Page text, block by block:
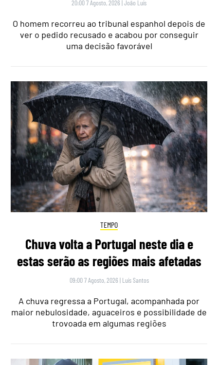
20:00 7 Agosto, 2026 |João Luís
O homem recorreu ao tribunal espanhol depois de
ver o pedido recusado e acabou por conseguir
uma decisão favorável
TEMPO
Chuva volta a Portugal neste dia e
estas serão as regiões mais afetadas
09:00 7 Agosto, 2026 | Luís Santos
A chuva regressa a Portugal, acompanhada por
maior nebulosidade, aguaceiros e possibilidade de
trovoada em algumas regiões